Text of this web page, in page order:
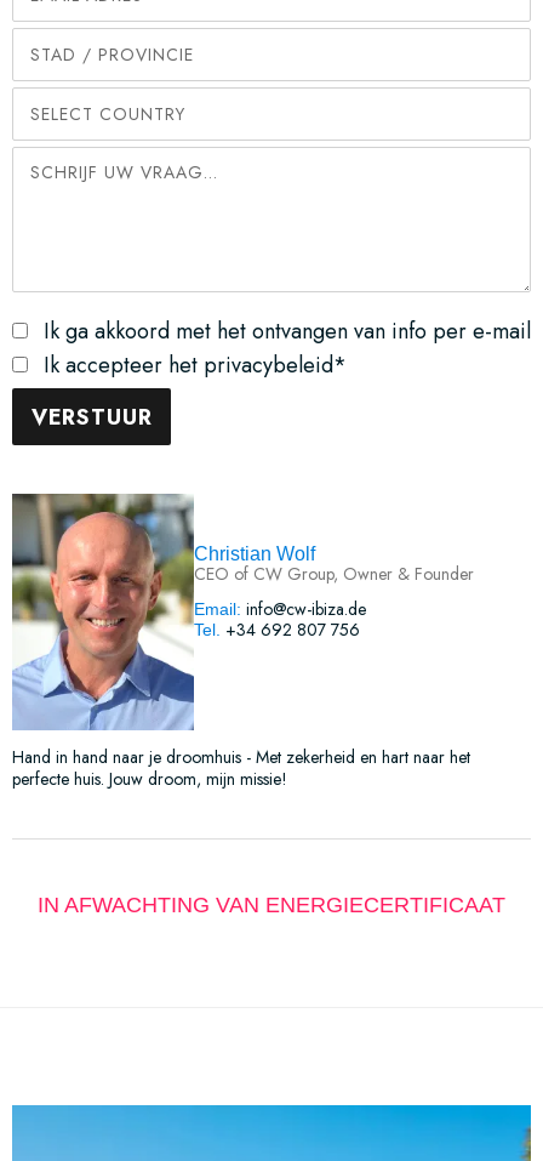
Ik ga akkoord met het ontvangen van info per e-mail
Ik accepteer het privacybeleid*
Christian Wolf
CEO of CW Group, Owner & Founder
Email: info@cw-ibiza.de
Tel. +34 692 807 756
Hand in hand naar je droomhuis - Met zekerheid en hart naar het
perfecte huis. Jouw droom, mijn missie!
IN AFWACHTING VAN ENERGIECERTIFICAAT